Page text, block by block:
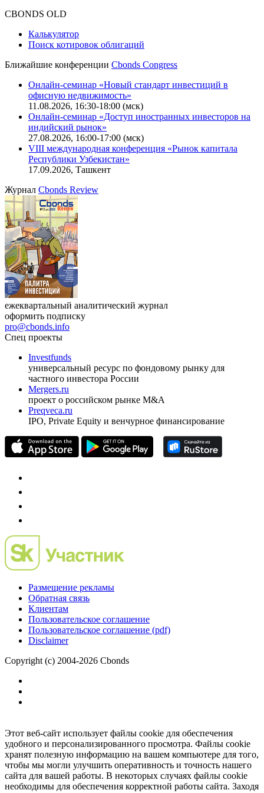
CBONDS OLD
Калькулятор
Поиск котировок облигаций
Ближайшие конференции Cbonds Congress
Онлайн-семинар «Новый стандарт инвестиций в
офисную недвижимость»
11.08.2026, 16:30-18:00 (мск)
Онлайн-семинар «Доступ иностранных инвесторов на
индийский рынок»
27.08.2026, 16:00-17:00 (мск)
VIII международная конференция «Рынок капитала
Республики Узбекистан»
17.09.2026, Ташкент
Журнал Cbonds Review
ежеквартальный аналитический журнал
оформить подписку
pro@cbonds.info
Спец проекты
Investfunds
универсальный ресурс по фондовому рынку для
частного инвестора России
Mergers.ru
проект о российском рынке M&A
Preqveca.ru
IPO, Private Equity и венчурное финансирование
Размещение рекламы
Обратная связь
Клиентам
Пользовательское соглашение
Пользовательское соглашение (pdf)
Disclaimer
Copyright (c) 2004-2026 Cbonds
Этот веб-сайт использует файлы cookie для обеспечения
удобного и персонализированного просмотра. Файлы cookie
хранят полезную информацию на вашем компьютере для того,
чтобы мы могли улучшить оперативность и точность нашего
сайта для вашей работы. В некоторых случаях файлы cookie
необходимы для обеспечения корректной работы сайта. Заходя